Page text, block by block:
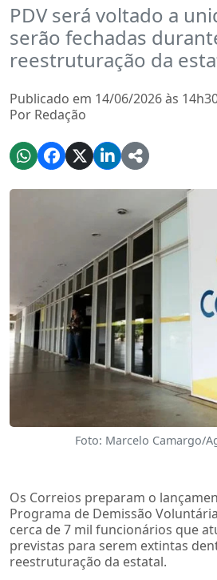
PDV será voltado a
serão fechadas
reestruturação da
Publicado em 14/06/2026 às
Por Redação
Foto: Marcelo Camargo/
Os Correios preparam o
Programa de Demissão
cerca de 7 mil funcionários que
previstas para serem extintas
reestruturação da estatal.